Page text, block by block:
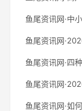
鱼尾资讯网·中
鱼尾资讯网
鱼尾资讯网·四
鱼尾资讯网
鱼尾资讯网·如